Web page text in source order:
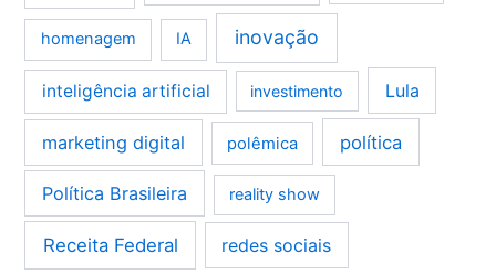
homenagem IA inovação
inteligência artificial investimento Lula
marketing digital polêmica política
Política Brasileira reality show
Receita Federal redes sociais